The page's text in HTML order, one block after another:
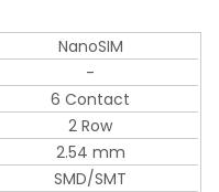
NanoSIM
-
6 Contact
2 Row
2.54 mm
SMD/SMT